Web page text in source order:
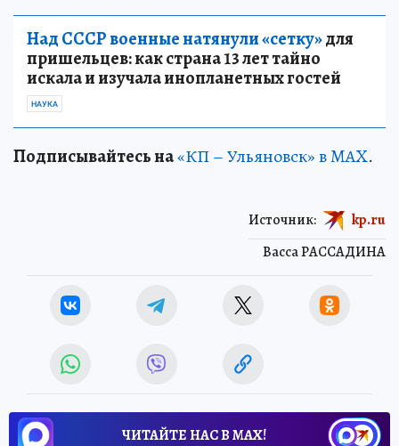
Над СССР военные натянули «сетку»для
пришельцев: как страна 13 лет тайно
искала и изучала инопланетных гостей
НАУКА
Подписывайтесь на«КП – Ульяновск» в MAX.
Васса РАССАДИНА
Источник: kp.ru
ЧИТАЙТЕ НАС В МАХ!